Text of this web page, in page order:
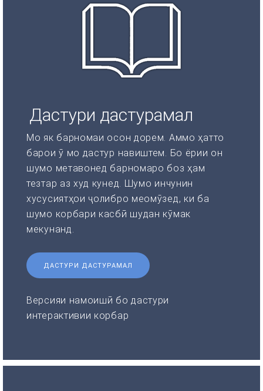
Дастури дастурамал
Мо як барномаи осон дорем. Аммо ҳатто
барои ӯ мо дастур навиштем. Бо ёрии он
шумо метавонед барномаро боз ҳам
тезтар аз худ кунед. Шумо инчунин
хусусиятҳои ҷолибро меомӯзед, ки ба
шумо корбари касбӣ шудан кӯмак
мекунанд.
ДАСТУРИ ДАСТУРАМАЛ
Версияи намоишӣ бо дастури
интерактивии корбар